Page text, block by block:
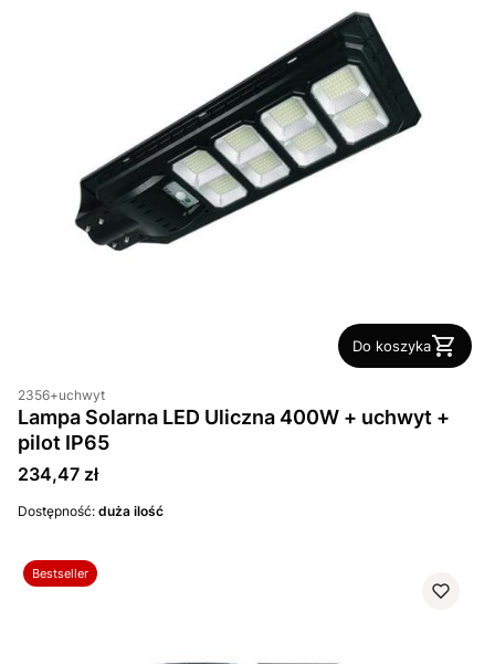
Do koszyka
2356+uchwyt
Lampa Solarna LED Uliczna 400W + uchwyt +
pilot IP65
Cena
234,47 zł
Dostępność: duża ilość
Bestseller